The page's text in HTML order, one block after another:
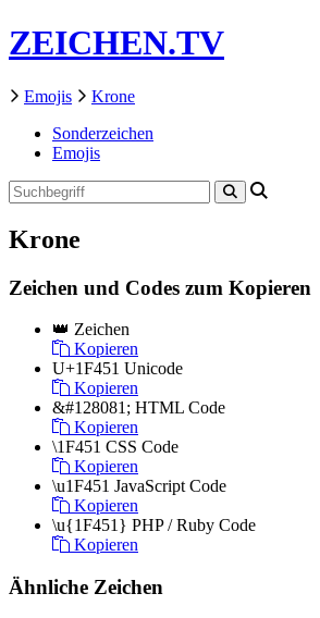
ZEICHEN.TV
Emojis
Krone
Sonderzeichen
Emojis
Krone
Zeichen und Codes zum Kopieren
👑 Zeichen
Kopieren
U+1F451 Unicode
Kopieren
&#128081; HTML Code
Kopieren
\1F451 CSS Code
Kopieren
\u1F451 JavaScript Code
Kopieren
\u{1F451} PHP / Ruby Code
Kopieren
Ähnliche Zeichen